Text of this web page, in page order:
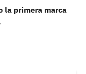
la primera marca